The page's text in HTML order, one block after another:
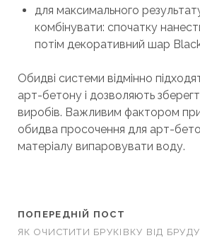
для максимального
комбінувати: спочатку
потім декоративний шар
Обидві системи відмінно
арт-бетону і дозволяють
виробів. Важливим фактором
обидва просочення для арт-
матеріалу випаровувати воду.
ПОПЕРЕДНІЙ ПОСТ
ЯК ОЧИСТИТИ БРУКІВКУ ВІД